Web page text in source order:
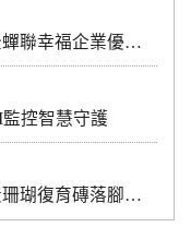
落實人才永續與友善職場 新光保全蟬聯幸福企業優質獎
控智慧守護
新光保全攜手跨界夥伴 首例生物炭珊瑚復育磚落腳澎湖